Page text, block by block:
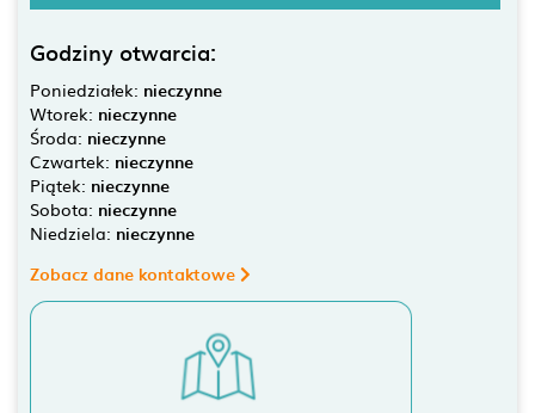
Godziny otwarcia:
Poniedziałek: nieczynne
Wtorek: nieczynne
Środa: nieczynne
Czwartek: nieczynne
Piątek: nieczynne
Sobota: nieczynne
Niedziela: nieczynne
Zobacz dane kontaktowe